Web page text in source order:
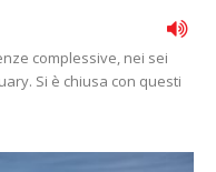
complessive, nei sei
Si è chiusa con questi